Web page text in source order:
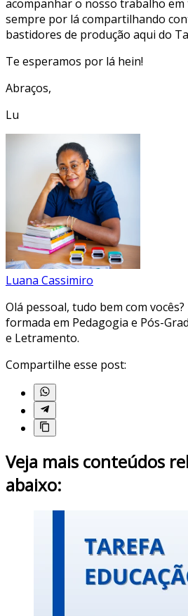
acompanhar o nosso trabalho
sempre por lá compartilhando
bastidores de produção aqui do
Te esperamos por lá hein!
Abraços,
Lu
Luana Cassimiro
Olá pessoal, tudo bem com
formada em Pedagogia e Pós-
e Letramento.
Compartilhe esse post:
Veja mais conteúdos
abaixo: